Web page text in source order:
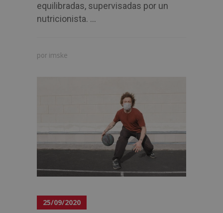
equilibradas, supervisadas por un
nutricionista. ...
por imske
25/09/2020